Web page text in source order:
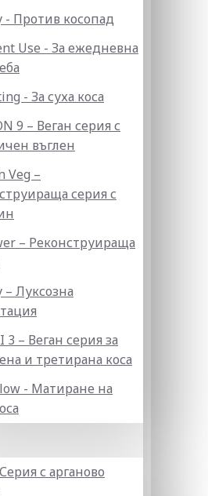
- Против косопад
Use - За ежедневна
- За суха коса
9 – Веган серия с
въглен
Veg –
серия с
– Реконструираща
– Луксозна
3 – Веган серия за
и третирана коса
- Матиране на
с арганово